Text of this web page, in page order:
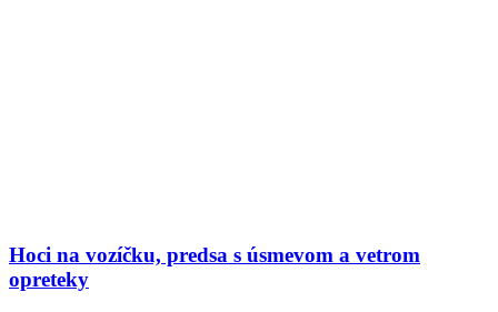
Hoci na vozíčku, predsa s úsmevom a vetrom
opreteky